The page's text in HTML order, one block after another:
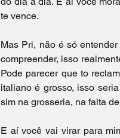
te vence.
Mas Pri, não é só
compreender, isso
Pode parecer que to
italiano é grosso, isso
sim na grosseria, na falta
E aí você vai virar para